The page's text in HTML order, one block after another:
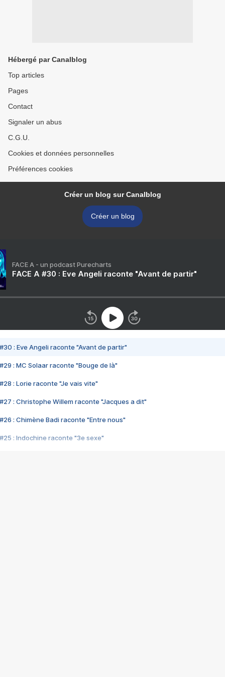
Hébergé par Canalblog
Top articles
Pages
Contact
Signaler un abus
C.G.U.
Cookies et données personnelles
Préférences cookies
Créer un blog sur Canalblog
Créer un blog
FACE A - un podcast Purecharts
FACE A #30 : Eve Angeli raconte "Avant de partir"
#30 : Eve Angeli raconte "Avant de partir"
#29 : MC Solaar raconte "Bouge de là"
#28 : Lorie raconte "Je vais vite"
#27 : Christophe Willem raconte "Jacques a dit"
#26 : Chimène Badi raconte "Entre nous"
#25 : Indochine raconte "3e sexe"